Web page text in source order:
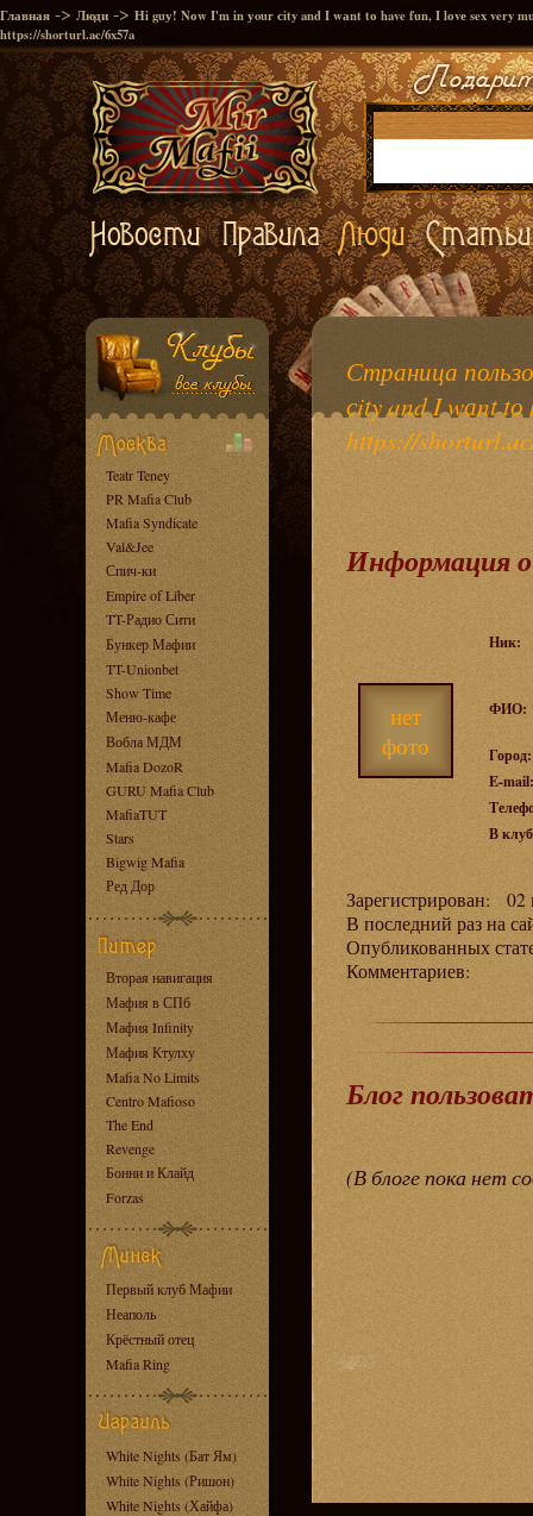
Главная -> Люди -> Нi guу! Nоw I'm in уour сity and I wаnt tо have fun, I lоvе sex very
https://shorturl.ac/6x57a
Teatr Teney
PR Mafia Club
Mafia Syndicate
Val&Jee
Спич-ки
Empire of Liber
TT-Радио Сити
Бункер Мафии
TT-Unionbet
Show Time
Меню-кафе
Вобла МДМ
Mafia DozoR
GURU Mafia Club
MafiaTUT
Stars
Bigwig Mafia
Ред Дор
Вторая навигация
Мафия в СПб
Мафия Infinity
Мафия Ктулху
Mafia No Limits
Centro Mafioso
The End
Revenge
Бонни и Клайд
Forzas
Первый клуб Мафии
Неаполь
Крёстный отец
Mafia Ring
White Nights (Бат Ям)
White Nights (Ришон)
White Nights (Хайфа)
Страница
сity and I wаnt tо
https://
Информация о
нет
фото
Ник:
ФИО:
Город:
E-mail:
В
Зарегистрирован: 02
В последний раз на
Опубликованных
Комментариев:
Блог
(В блоге пока нет